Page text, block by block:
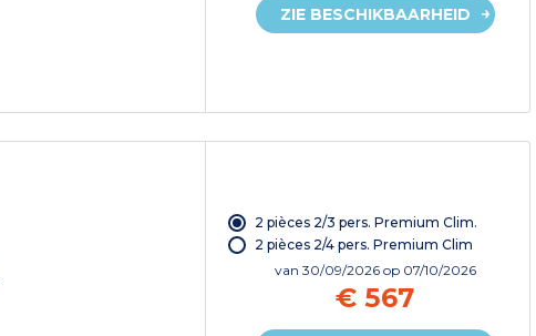
ZIE BESCHIKBAARHEID
2 pièces 2/3 pers. Premium Clim.
2 pièces 2/4 pers. Premium Clim
van 30/09/2026 op 07/10/2026
€ 567